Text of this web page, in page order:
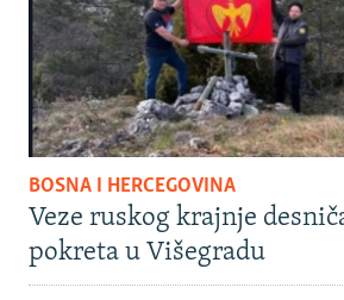
BOSNA I HERCEGOVINA
Veze ruskog krajnje
pokreta u Višegradu